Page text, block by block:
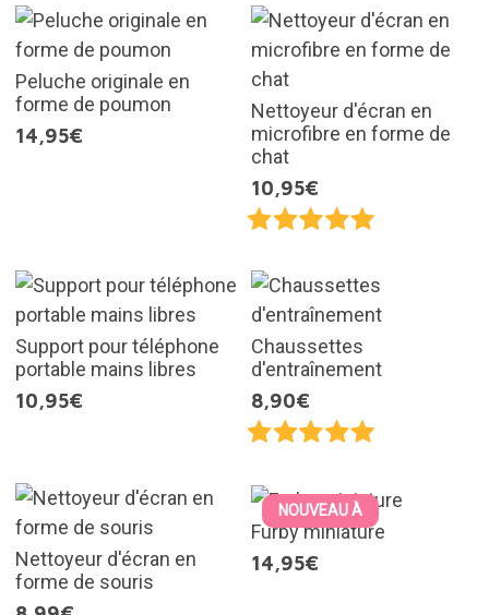
Peluche originale en
forme de poumon
14,95€
Nettoyeur d'écran en
microfibre en forme de
chat
10,95€
Support pour téléphone
portable mains libres
10,95€
Chaussettes
d'entraînement
8,90€
Nettoyeur d'écran en
forme de souris
NOUVEAU À
Furby miniature
14,95€